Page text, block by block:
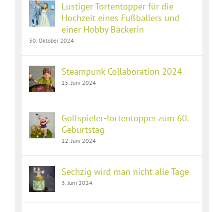
Lustiger Tortentopper für die
Hochzeit eines Fußballers und
einer Hobby Bäckerin
30. Oktober 2024
Steampunk Collaboration 2024
15. Juni 2024
Golfspieler-Tortentopper zum 60.
Geburtstag
12. Juni 2024
Sechzig wird man nicht alle Tage
3. Juni 2024